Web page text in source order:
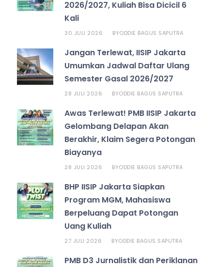
2026/2027, Kuliah Bisa Dicicil 6
Kali
30 JULI 2026 BYODDIE BAGUS SAPUTRA
Jangan Terlewat, IISIP Jakarta
Umumkan Jadwal Daftar Ulang
Semester Gasal 2026/2027
28 JULI 2026 BYODDIE BAGUS SAPUTRA
Awas Terlewat! PMB IISIP Jakarta
Gelombang Delapan Akan
Berakhir, Klaim Segera Potongan
Biayanya
28 JULI 2026 BYODDIE BAGUS SAPUTRA
BHP IISIP Jakarta Siapkan
Program MGM, Mahasiswa
Berpeluang Dapat Potongan
Uang Kuliah
27 JULI 2026 BYODDIE BAGUS SAPUTRA
PMB D3 Jurnalistik dan Periklanan